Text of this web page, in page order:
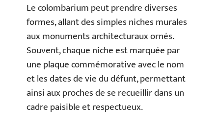
Le colombarium peut prendre diverses
formes, allant des simples niches murales
aux monuments architecturaux ornés.
Souvent, chaque niche est marquée par
une plaque commémorative avec le nom
et les dates de vie du défunt, permettant
ainsi aux proches de se recueillir dans un
cadre paisible et respectueux.